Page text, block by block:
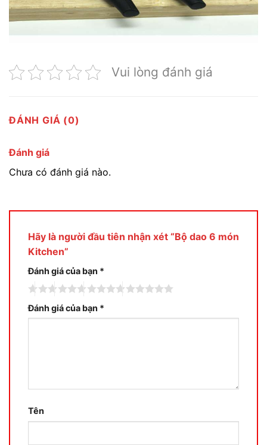
Vui lòng đánh giá
ĐÁNH GIÁ (0)
Đánh giá
Chưa có đánh giá nào.
Hãy là người đầu tiên nhận xét “Bộ dao 6 món
Kitchen”
Đánh giá của bạn *
Đánh giá của bạn *
Tên